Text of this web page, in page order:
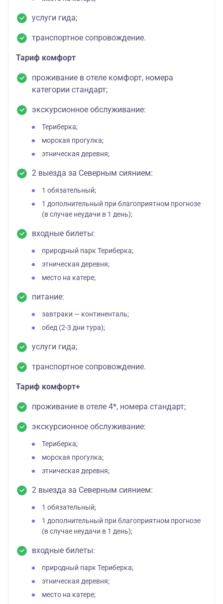
услуги гида;
транспортное сопровождение.
Тариф комфорт
проживание в отеле комфорт, номера
категории стандарт;
экскурсионное обслуживание:
Териберка;
морская прогулка;
этническая деревня;
2 выезда за Северным сиянием:
1 обязательный;
1 дополнительный при благоприятном прогнозе
(в случае неудачи в 1 день);
входные билеты:
природный парк Териберка;
этническая деревня;
место на катере;
питание:
завтраки — континенталь;
обед (2-3 дни тура);
услуги гида;
транспортное сопровождение.
Тариф комфорт+
проживание в отеле 4*, номера стандарт;
экскурсионное обслуживание:
Териберка;
морская прогулка;
этническая деревня;
2 выезда за Северным сиянием:
1 обязательный;
1 дополнительный при благоприятном прогнозе
(в случае неудачи в 1 день);
входные билеты:
природный парк Териберка;
этническая деревня;
место на катере;